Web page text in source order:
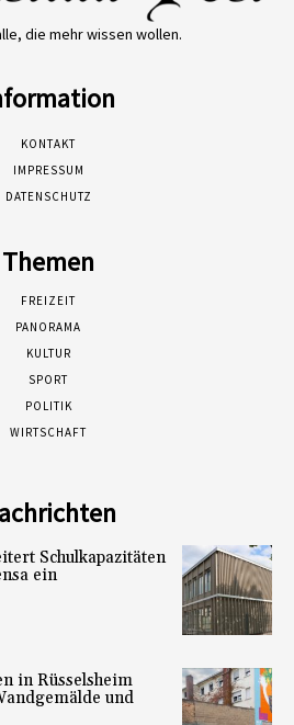
die mehr wissen wollen.
KONTAKT
IMPRESSUM
DATENSCHUTZ
Themen
FREIZEIT
PANORAMA
KULTUR
SPORT
POLITIK
WIRTSCHAFT
Schulkapazitäten
ein
in Rüsselsheim
und